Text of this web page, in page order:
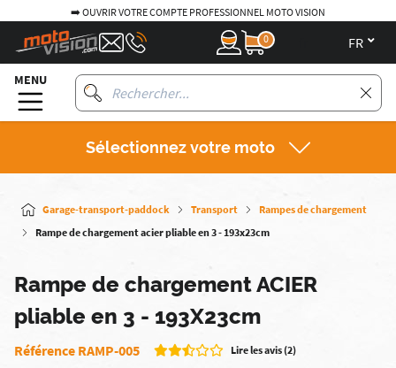
➡️ OUVRIR VOTRE COMPTE PROFESSIONNEL MOTO VISION
0
MENU
Sélectionnez votre moto
Garage-transport-paddock Transport
Rampes de chargement
Rampe de chargement acier pliable en 3 - 193x23cm
Rampe de chargement ACIER
pliable en 3 - 193X23cm
Référence RAMP-005 Lire les avis (2)